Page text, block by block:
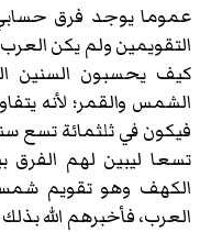
عموما يوجد فرق
التقويمين ولم يكن
كيف يحسبون السنين
الشمس والقمر؛ لأنه
فيكون في ثلثمائة تسع
تسعا ليبين لهم
الكهف وهو تقويم
العرب، فأخبرهم الله